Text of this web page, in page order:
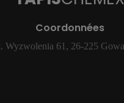
Coordonnées
Wyzwolenia 61, 26-225